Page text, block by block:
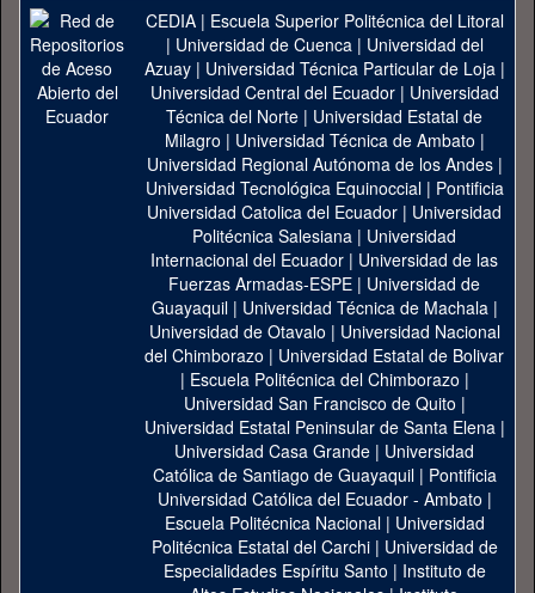
CEDIA| Escuela Superior Politécnica del Litoral
| Universidad de Cuenca| Universidad del
Azuay| Universidad Técnica Particular de Loja|
Universidad Central del Ecuador| Universidad
Técnica del Norte | Universidad Estatal de
Milagro | Universidad Técnica de Ambato |
Universidad Regional Autónoma de los Andes|
Universidad Tecnológica Equinoccial| Pontificia
Universidad Catolica del Ecuador | Universidad
Politécnica Salesiana | Universidad
Internacional del Ecuador | Universidad de las
Fuerzas Armadas-ESPE | Universidad de
Guayaquil| Universidad Técnica de Machala|
Universidad de Otavalo | Universidad Nacional
del Chimborazo | Universidad Estatal de Bolivar
| Escuela Politécnica del Chimborazo |
Universidad San Francisco de Quito |
Universidad Estatal Peninsular de Santa Elena|
Universidad Casa Grande | Universidad
Católica de Santiago de Guayaquil| Pontificia
Universidad Católica del Ecuador - Ambato |
Escuela Politécnica Nacional| Universidad
Politécnica Estatal del Carchi| Universidad de
Especialidades Espíritu Santo | Instituto de